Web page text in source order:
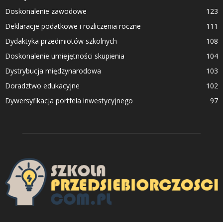
Doskonalenie zawodowe
123
Deklaracje podatkowe i rozliczenia roczne
111
Dydaktyka przedmiotów szkolnych
108
Doskonalenie umiejętności skupienia
104
Dystrybucja międzynarodowa
103
Doradztwo edukacyjne
102
Dywersyfikacja portfela inwestycyjnego
97